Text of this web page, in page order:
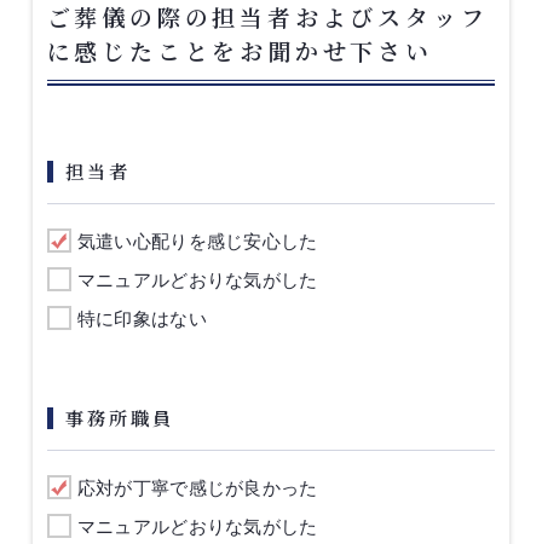
ご葬儀の際の担当者およびスタッフ
に感じたことをお聞かせ下さい
担当者
気遣い心配りを感じ安心した
マニュアルどおりな気がした
特に印象はない
事務所職員
応対が丁寧で感じが良かった
マニュアルどおりな気がした